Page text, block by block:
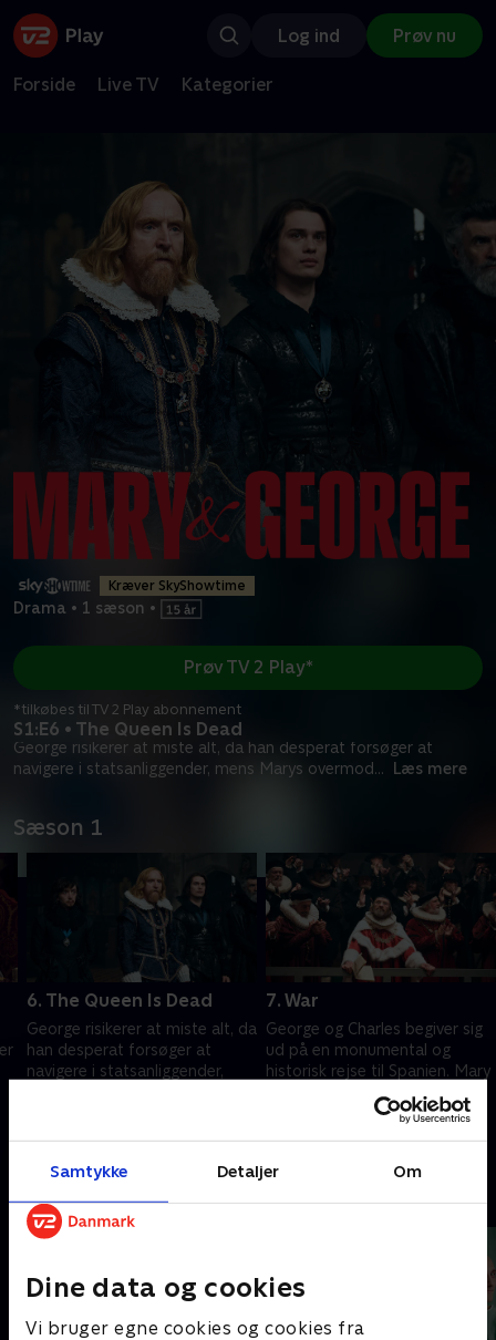
Samtykke Detaljer Om
Dine data og cookies
Vi bruger egne cookies og cookies fra
Log ind Prøv nu
Forside Live TV Kategorier
Kræver SkyShowtime
Drama • 1 sæson •
S1:E6 • The Queen Is Dead
George risikerer at miste alt, da han desperat forsøger at
navigere i statsanliggender, mens Marys overmod... Læs mere
Prøv TV 2 Play*
*tilkøbes til TV 2 Play abonnement
Sæson 1
6. The Queen Is Dead
George risikerer at miste alt, da
han desperat forsøger at
navigere i statsanliggender,
7. War
George og Charles begiver sig
ud på en monumental og
historisk rejse til Spanien. Mary
sikre sig den absolutte magt.
26. april 2024 • 55 min
Andre så også